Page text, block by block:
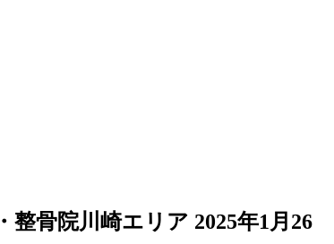
整骨院川崎エリア 2025年1月26